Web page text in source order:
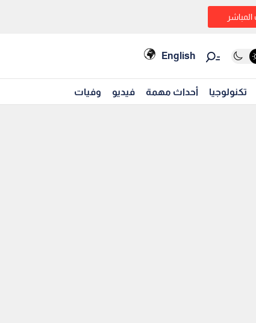
المباشر
English
تكنولوجيا أحداث مهمة فيديو وفيات